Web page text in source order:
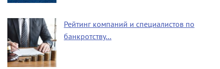
Рейтинг компаний и специалистов по
банкротству…